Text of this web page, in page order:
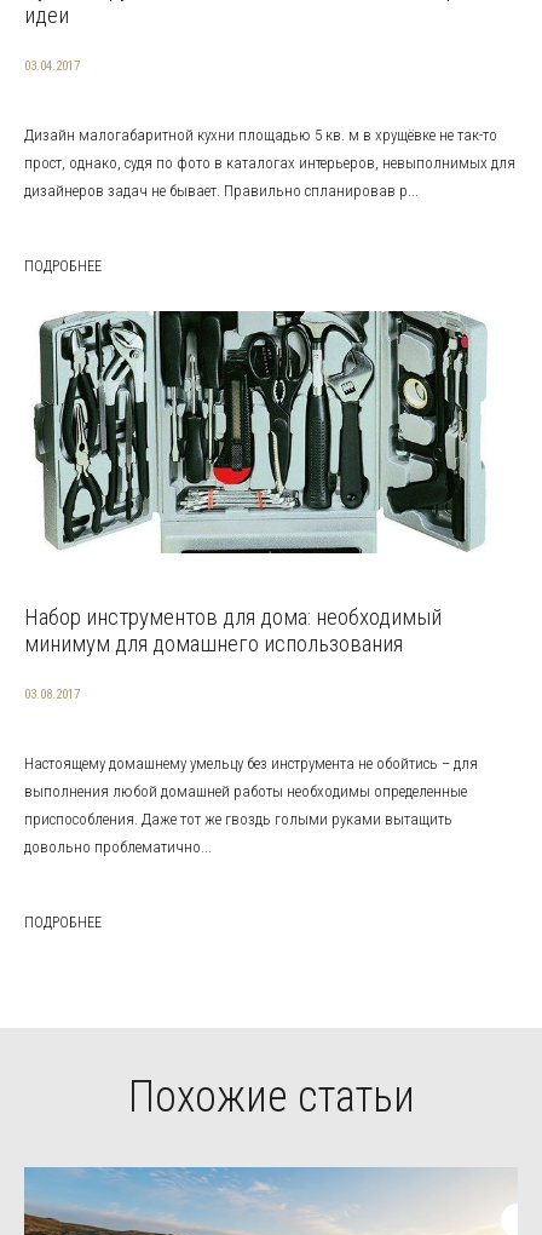
идеи
03.04.2017
Дизайн малогабаритной кухни площадью 5 кв. м в хрущёвке не так-то
прост, однако, судя по фото в каталогах интерьеров, невыполнимых для
дизайнеров задач не бывает. Правильно спланировав р...
ПОДРОБНЕЕ
Набор инструментов для дома: необходимый
минимум для домашнего использования
03.08.2017
Настоящему домашнему умельцу без инструмента не обойтись – для
выполнения любой домашней работы необходимы определенные
приспособления. Даже тот же гвоздь голыми руками вытащить
довольно проблематично...
ПОДРОБНЕЕ
Похожие статьи